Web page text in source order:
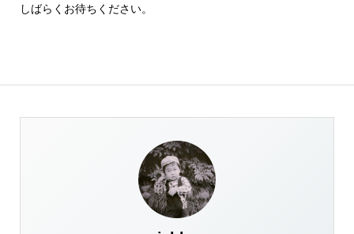
しばらくお待ちください。